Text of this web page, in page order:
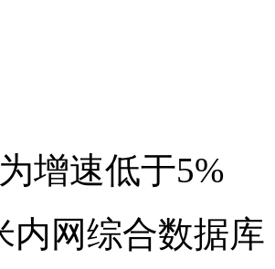
增速低于5%
内网综合数据库